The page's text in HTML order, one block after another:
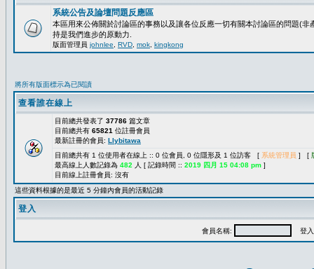
系統公告及論壇問題反應區
本區用來公佈關於討論區的事務以及讓各位反應一切有關本討論區的問題(
持是我們進步的原動力.
版面管理員 johnlee RVD mok kingkong
將所有版面標示為已閱讀
查看誰在線上
目前總共發表了 37786 篇文章
目前總共有 65821 位註冊會員
最新註冊的會員: Llybitawa
目前總共有 1 位使用者在線上 :: 0 位會員, 0 位隱形及 1 位訪客 [ 系統管理員 ] [
最高線上人數記錄為 482 人 [ 記錄時間 :: 2019 四月 15 04:08 pm ]
目前線上註冊會員: 沒有
這些資料根據的是最近 5 分鐘內會員的活動記錄
登入
會員名稱: 登入